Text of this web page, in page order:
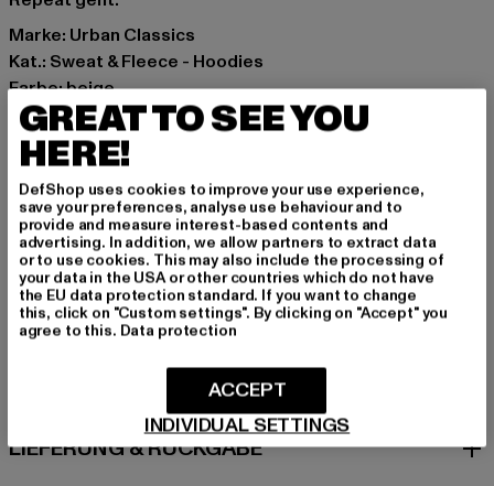
Marke: Urban Classics
Kat.: Sweat & Fleece - Hoodies
Farbe: beige
Hersteller Farbe: sand
Materialzusammensetzung: 100% Baumwolle
Art.Nr: UCK7281-00208
Hersteller: TB International GmbH |info@tbint.de
Dr.-Robert-Murjahn-Straße 7 | 64372 Ober-Ramstadt |
DE
GRÖSSE & PASSFORM
LIEFERUNG & RÜCKGABE
GREAT TO SEE YOU
HERE!
DefShop uses cookies to improve your use experience,
save your preferences, analyse use behaviour and to
provide and measure interest-based contents and
advertising. In addition, we allow partners to extract data
or to use cookies. This may also include the processing of
your data in the USA or other countries which do not have
the EU data protection standard. If you want to change
this, click on "Custom settings". By clicking on "Accept" you
agree to this. Data protection
INDIVIDUAL SETTINGS
ACCEPT